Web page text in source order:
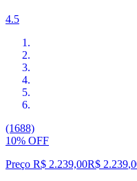
4.5
(1688)
10% OFF
Preço R$ 2.239,00R$ 2.239,